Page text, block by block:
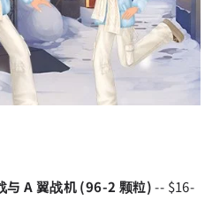
与 A 翼战机 (96-2 颗粒)-- $16-